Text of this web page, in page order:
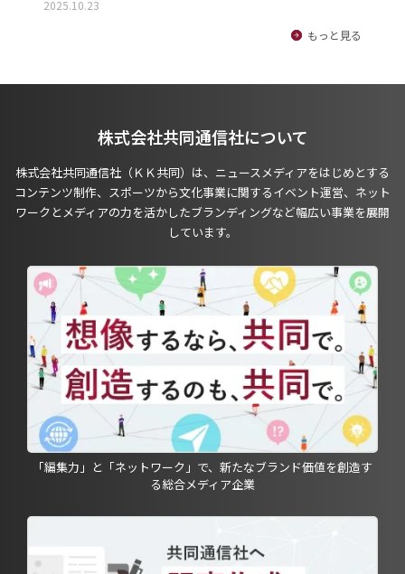
2025.10.23
もっと見る
株式会社共同通信社について
株式会社共同通信社（ＫＫ共同）は、ニュースメディアをはじめとする
コンテンツ制作、スポーツから文化事業に関するイベント運営、ネット
ワークとメディアの力を活かしたブランディングなど幅広い事業を展開
しています。
「編集力」と「ネットワーク」で、新たなブランド価値を創造す
る総合メディア企業